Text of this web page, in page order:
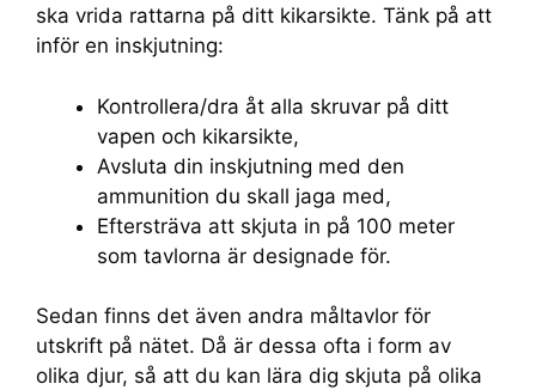
ska vrida rattarna på ditt kikarsikte. Tänk på att
inför en inskjutning:
Kontrollera/dra åt alla skruvar på ditt
vapen och kikarsikte,
Avsluta din inskjutning med den
ammunition du skall jaga med,
Eftersträva att skjuta in på 100 meter
som tavlorna är designade för.
Sedan finns det även andra måltavlor för
utskrift på nätet. Då är dessa ofta i form av
olika djur, så att du kan lära dig skjuta på olika